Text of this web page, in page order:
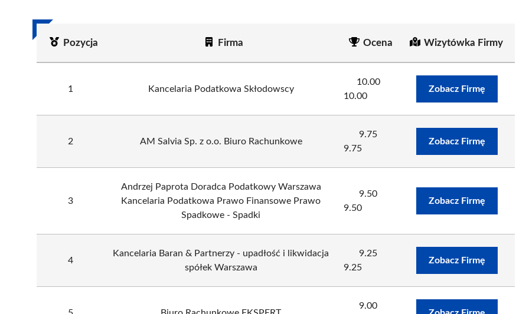
Pozycja Firma Ocena Wizytówka Firmy
1 Kancelaria Podatkowa Skłodowscy
10.00
10.00
Zobacz Firmę
2 AM Salvia Sp. z o.o. Biuro Rachunkowe
9.75
9.75
Zobacz Firmę
3
Andrzej Paprota Doradca Podatkowy Warszawa
Kancelaria Podatkowa Prawo Finansowe Prawo
Spadkowe - Spadki
9.50
9.50
Zobacz Firmę
4
Kancelaria Baran & Partnerzy - upadłość i likwidacja
spółek Warszawa
9.25
9.25
Zobacz Firmę
9.00